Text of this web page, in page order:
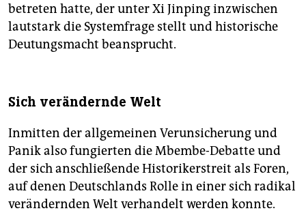
betreten hatte, der unter Xi Jinping inzwischen
lautstark die Systemfrage stellt und historische
Deutungsmacht beansprucht.
Sich verändernde Welt
Inmitten der allgemeinen Verunsicherung und
Panik also fungierten die Mbembe-Debatte und
der sich anschließende Historikerstreit als Foren,
auf denen Deutschlands Rolle in einer sich radikal
verändernden Welt verhandelt werden konnte.